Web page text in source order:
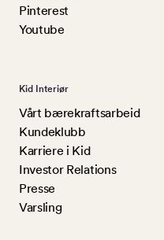
Pinterest
Youtube
Kid Interiør
Vårt bærekraftsarbeid
Kundeklubb
Karriere i Kid
Investor Relations
Presse
Varsling